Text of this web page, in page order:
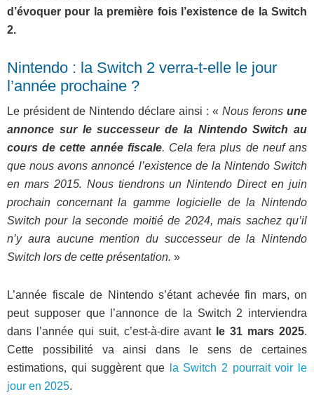
d’évoquer pour la première fois l’existence de la Switch
2.
Nintendo : la Switch 2 verra-t-elle le jour
l’année prochaine ?
Le président de Nintendo déclare ainsi : « Nous ferons une
annonce sur le successeur de la Nintendo Switch au
cours de cette année fiscale. Cela fera plus de neuf ans
que nous avons annoncé l’existence de la Nintendo Switch
en mars 2015. Nous tiendrons un Nintendo Direct en juin
prochain concernant la gamme logicielle de la Nintendo
Switch pour la seconde moitié de 2024, mais sachez qu’il
n’y aura aucune mention du successeur de la Nintendo
Switch lors de cette présentation. »
L’année fiscale de Nintendo s’étant achevée fin mars, on
peut supposer que l’annonce de la Switch 2 interviendra
dans l’année qui suit, c’est-à-dire avantle 31 mars 2025.
Cette possibilité va ainsi dans le sens de certaines
estimations, qui suggèrent que
la Switch 2 pourrait voir le
jour en 2025.